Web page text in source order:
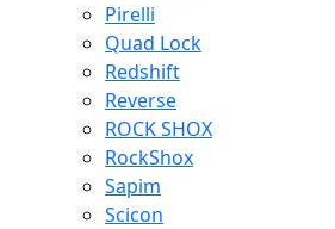
Pirelli
Quad Lock
Redshift
Reverse
ROCK SHOX
RockShox
Sapim
Scicon